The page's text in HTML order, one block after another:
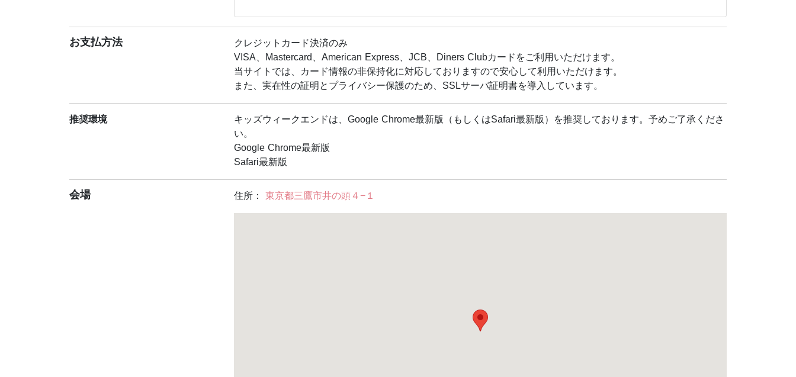
お支払方法
クレジットカード決済のみ
VISA、Mastercard、American Express、JCB、Diners Clubカードをご利用いただけます。
当サイトでは、カード情報の非保持化に対応しておりますので安心して利用いただけます。
また、実在性の証明とプライバシー保護のため、SSLサーバ証明書を導入しています。
推奨環境
キッズウィークエンドは、Google Chrome最新版（もしくはSafari最新版）を推奨しております。予めご了承くださ
い。
Google Chrome最新版
Safari最新版
会場 住所： 東京都三鷹市井の頭４−１